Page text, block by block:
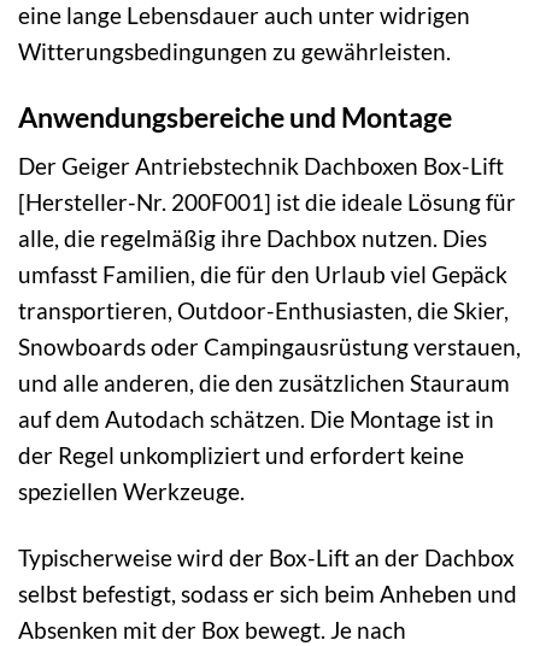
eine lange Lebensdauer auch unter widrigen
Witterungsbedingungen zu gewährleisten.
Anwendungsbereiche und Montage
Der Geiger Antriebstechnik Dachboxen Box-Lift
[Hersteller-Nr. 200F001] ist die ideale Lösung für
alle, die regelmäßig ihre Dachbox nutzen. Dies
umfasst Familien, die für den Urlaub viel Gepäck
transportieren, Outdoor-Enthusiasten, die Skier,
Snowboards oder Campingausrüstung verstauen,
und alle anderen, die den zusätzlichen Stauraum
auf dem Autodach schätzen. Die Montage ist in
der Regel unkompliziert und erfordert keine
speziellen Werkzeuge.
Typischerweise wird der Box-Lift an der Dachbox
selbst befestigt, sodass er sich beim Anheben und
Absenken mit der Box bewegt. Je nach